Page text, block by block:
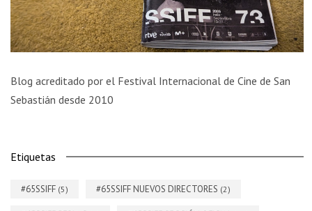
Blog acreditado por el Festival Internacional de Cine de San
Sebastián desde 2010
Etiquetas
#65SSIFF (5) #65SSIFF NUEVOS DIRECTORES (2)